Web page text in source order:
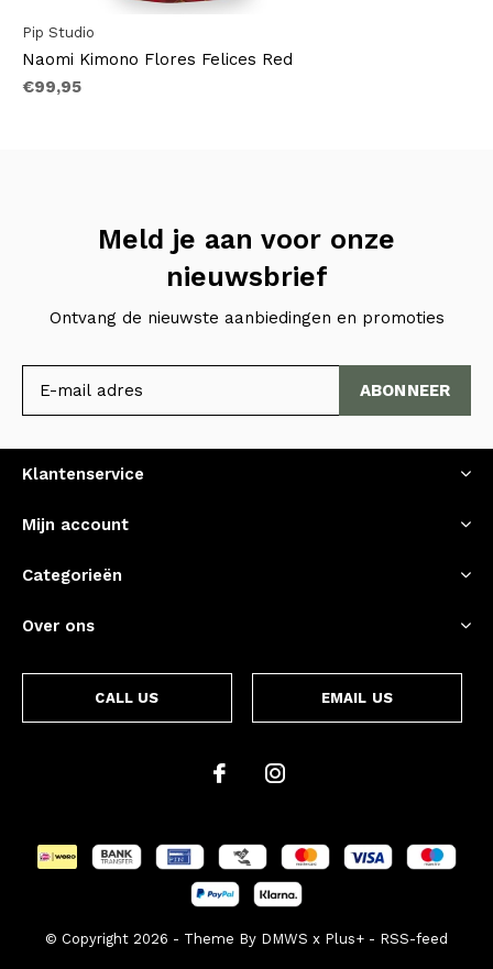
Pip Studio
Naomi Kimono Flores Felices Red
€99,95
Meld je aan voor onze
nieuwsbrief
Ontvang de nieuwste aanbiedingen en promoties
ABONNEER
Klantenservice
Mijn account
Categorieën
Over ons
CALL US EMAIL US
© Copyright 2026 - Theme By DMWS x Plus+ - RSS-feed